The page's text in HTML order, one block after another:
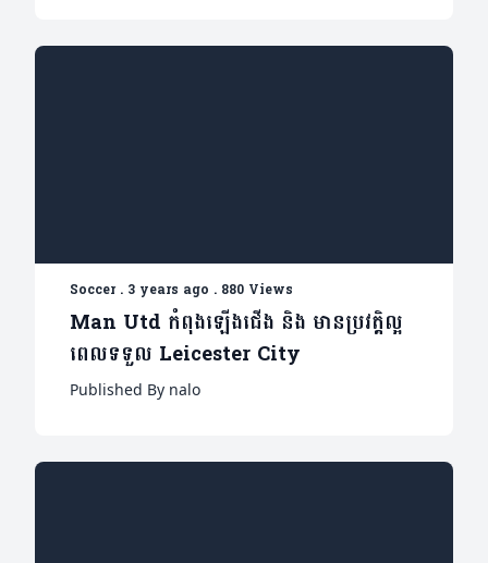
Soccer. 3 years ago . 880 Views
Man Utd កំពុងឡើងជើង និង មានប្រវត្តិល្អ
ពេលទទួល Leicester City
Published By nalo